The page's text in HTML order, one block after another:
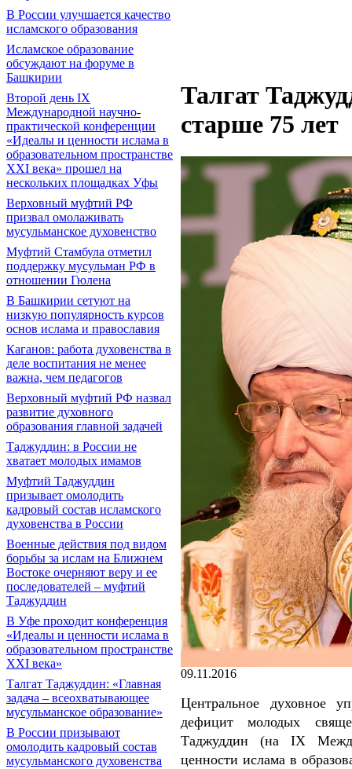
В России улучшается качество
исламского образования
Исламское образование
обсуждают на форуме в
Башкирии
Второй день IX
Международной научно-
практической конференции
«Идеалы и ценности ислама в
образовательном пространстве
XXI века» прошел на
нескольких площадках Уфы
Верховный муфтий РФ
призвал омолаживать
мусульманское духовенство
Муфтий Стамбула отметил
поддержку мусульман РФ в
отношении Гюлена
В Башкирии сетуют на
низкую популярность курсов
основ ислама и православия
Каганов: работа духовенства в
деле воспитания не менее
важна, чем педагогов
Верховный муфтий РФ назвал
развитие духовного
образования главной задачей
Таджуддин: в России не
хватает молодых имамов
Муфтий Таджуддин
призывает омолодить
кадровый состав исламского
духовенства в России
Военные действия под видом
борьбы за ислам на Ближнем
Востоке очерняют веру и ее
последователей – муфтий
Таджуддин
В Уфе проходит конференция
«Идеалы и ценности ислама в
образовательном пространстве
XXI века»
Талгат Таджуддин: «Главная
задача – всеохватывающее
мусульманское образование»
В России призывают
омолодить кадровый состав
мусульманского духовенства
Талгат
старше 75 лет
09.11.2016
Центральное духовное
дефицит молодых
Таджуддин (на IX
ценности ислама в